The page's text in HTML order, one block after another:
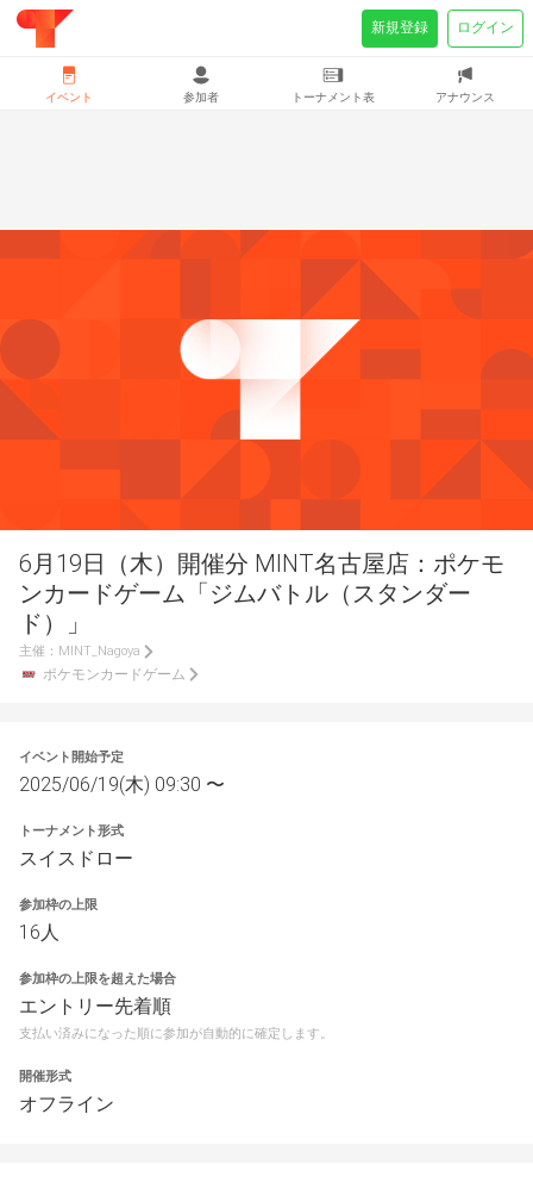
6月19日（木）開催分 MINT名古屋店：ポケモ
ンカードゲーム「ジムバトル（スタンダー
ド）」
主催： MINT_Nagoya
ポケモンカードゲーム
イベント開始予定
2025/06/19(木) 09:30 〜
トーナメント形式
スイスドロー
参加枠の上限
16人
参加枠の上限を超えた場合
エントリー先着順
支払い済みになった順に参加が自動的に確定します。
開催形式
オフライン
イベント 参加者 トーナメント表 アナウンス
新規登録 ログイン